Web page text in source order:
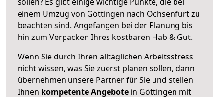
einem Umzug von Göttingen nach Ochsenfurt zu
beachten sind. Angefangen bei der Planung bis
hin zum Verpacken Ihres kostbaren Hab & Gut.
Wenn Sie durch Ihren alltäglichen Arbeitsstress
nicht wissen, was Sie zuerst planen sollen, dann
übernehmen unsere Partner für Sie und stellen
Ihnen kompetente Angebote in Göttingen mit